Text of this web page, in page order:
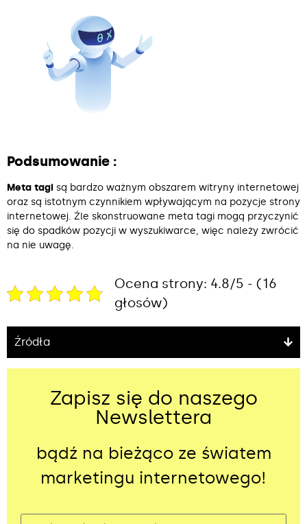
Podsumowanie :
Meta tagi są bardzo ważnym obszarem witryny internetowej
oraz są istotnym czynnikiem wpływającym na pozycje strony
internetowej. Źle skonstruowane meta tagi mogą przyczynić
się do spadków pozycji w wyszukiwarce, więc należy zwrócić
na nie uwagę.
Ocena strony: 4.8/5 - (16
głosów)
Źródła
Zapisz się do naszego
Newslettera
bądź na bieżąco ze światem
marketingu internetowego!